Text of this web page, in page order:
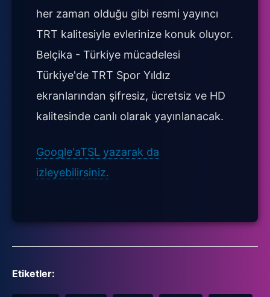
her zaman olduğu gibi resmi yayıncı
TRT kalitesiyle evlerinize konuk oluyor.
Belçika - Türkiye mücadelesi
Türkiye'de TRT Spor Yıldız
ekranlarından şifresiz, ücretsiz ve HD
kalitesinde canlı olarak yayınlanacak.
Google'aTSL yazarak da
izleyebilirsiniz.
Etiketler: